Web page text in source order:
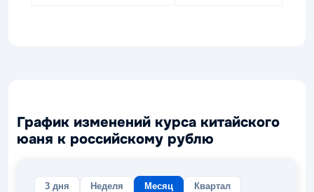
График изменений курса китайского
юаня к российскому рублю
3 дня Неделя Месяц
Квартал